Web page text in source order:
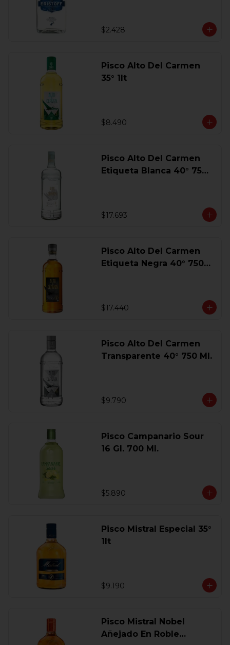
$2.428
Pisco Alto Del Carmen
35° 1lt
$8.490
Pisco Alto Del Carmen
Etiqueta Blanca 40° 750
$17.693
Pisco Alto Del Carmen
Etiqueta Negra 40° 750
$17.440
Pisco Alto Del Carmen
Transparente 40° 750 Ml.
$9.790
Pisco Campanario Sour
16 Gl. 700 Ml.
$5.890
Pisco Mistral Especial 35°
1lt
$9.190
Pisco Mistral Nobel
Añejado En Roble